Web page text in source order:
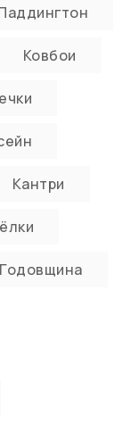
Ковбои
Кантри
Годовщина